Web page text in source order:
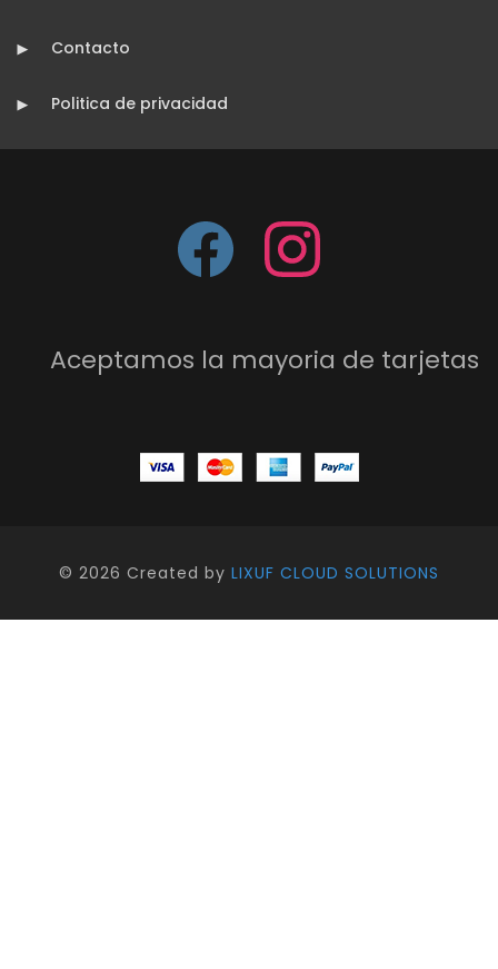
Contacto
Politica de privacidad
Aceptamos la mayoria de tarjetas
© 2026 Created by LIXUF CLOUD SOLUTIONS